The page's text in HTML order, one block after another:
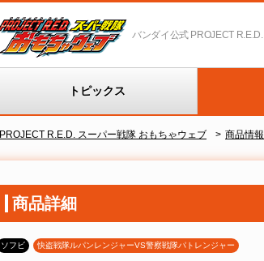
バンダイ公式 PROJECT R.E.D.
トピックス
PROJECT R.E.D. スーパー戦隊 おもちゃウェブ 商品情報
商品詳細
ソフビ 快盗戦隊ルパンレンジャーVS警察戦隊パトレンジャー